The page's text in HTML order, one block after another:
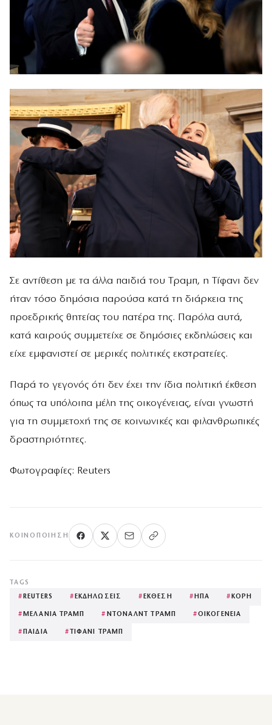
Σε αντίθεση με τα άλλα παιδιά του Τραμπ, η Τίφανι δεν
ήταν τόσο δημόσια παρούσα κατά τη διάρκεια της
προεδρικής θητείας του πατέρα της. Παρόλα αυτά,
κατά καιρούς συμμετείχε σε δημόσιες εκδηλώσεις και
είχε εμφανιστεί σε μερικές πολιτικές εκστρατείες.
Παρά το γεγονός ότι δεν έχει την ίδια πολιτική έκθεση
όπως τα υπόλοιπα μέλη της οικογένειας, είναι γνωστή
για τη συμμετοχή της σε κοινωνικές και φιλανθρωπικές
δραστηριότητες.
Φωτογραφίες: Reuters
ΚΟΙΝΟΠΟΊΗΣΗ
TAGS
#REUTERS #ΕΚΔΗΛΩΣΕΙΣ #ΕΚΘΕΣΗ #ΗΠΑ #ΚΟΡΗ
#ΜΕΛΑΝΙΑ ΤΡΑΜΠ # ΝΤΟΝΑΛΝΤ ΤΡΑΜΠ #ΟΙΚΟΓΕΝΕΙΑ
#ΠΑΙΔΙΑ # ΤΙΦΑΝΙ ΤΡΑΜΠ